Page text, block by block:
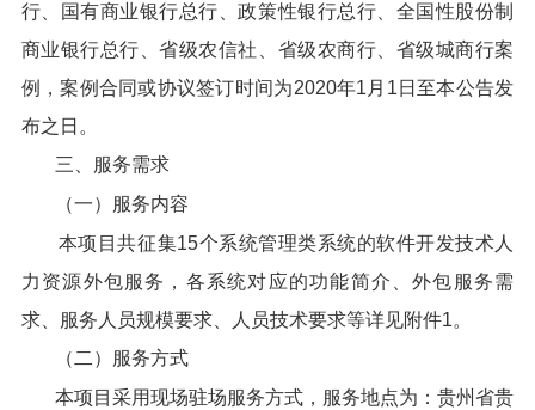
行、国有商业银行总行、政策性银行总行、全国性股份制
商业银行总行、省级农信社、省级农商行、省级城商行案
例，案例合同或协议签订时间为2020年1月1日至本公告发
布之日。
三、服务需求
（一）服务内容
本项目共征集15个系统管理类系统的软件开发技术人
力资源外包服务，各系统对应的功能简介、外包服务需
求、服务人员规模要求、人员技术要求等详见附件1。
（二）服务方式
本项目采用现场驻场服务方式，服务地点为：贵州省贵